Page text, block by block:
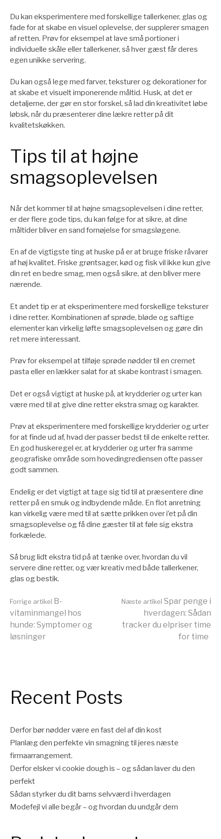
Du kan eksperimentere med forskellige tallerkener, glas og
fade for at skabe en visuel oplevelse, der supplerer smagen
af retten. Prøv for eksempel at lave små portioner i
individuelle skåle eller tallerkener, så hver gæst får deres
egen unikke servering.
Du kan også lege med farver, teksturer og dekorationer for
at skabe et visuelt imponerende måltid. Husk, at det er
detaljerne, der gør en stor forskel, så lad din kreativitet løbe
løbsk, når du præsenterer dine lækre retter på dit
kvalitetskøkken.
Tips til at højne
smagsoplevelsen
Når det kommer til at højne smagsoplevelsen i dine retter,
er der flere gode tips, du kan følge for at sikre, at dine
måltider bliver en sand fornøjelse for smagsløgene.
En af de vigtigste ting at huske på er at bruge friske råvarer
af høj kvalitet. Friske grøntsager, kød og fisk vil ikke kun give
din ret en bedre smag, men også sikre, at den bliver mere
nærende.
Et andet tip er at eksperimentere med forskellige teksturer
i dine retter. Kombinationen af sprøde, bløde og saftige
elementer kan virkelig løfte smagsoplevelsen og gøre din
ret mere interessant.
Prøv for eksempel at tilføje sprøde nødder til en cremet
pasta eller en lækker salat for at skabe kontrast i smagen.
Det er også vigtigt at huske på, at krydderier og urter kan
være med til at give dine retter ekstra smag og karakter.
Prøv at eksperimentere med forskellige krydderier og urter
for at finde ud af, hvad der passer bedst til de enkelte retter.
En god huskeregel er, at krydderier og urter fra samme
geografiske område som hovedingrediensen ofte passer
godt sammen.
Endelig er det vigtigt at tage sig tid til at præsentere dine
retter på en smuk og indbydende måde. En flot anretning
kan virkelig være med til at sætte prikken over i’et på din
smagsoplevelse og få dine gæster til at føle sig ekstra
forkælede.
Så brug lidt ekstra tid på at tænke over, hvordan du vil
servere dine retter, og vær kreativ med både tallerkener,
glas og bestik.
Læs
videre
Forrige artikel B-
vitaminmangel hos
hunde: Symptomer og
løsninger
Næste artikel Spar penge i
hverdagen: Sådan
tracker du elpriser time
for time
Recent Posts
Derfor bør nødder være en fast del af din kost
Planlæg den perfekte vin smagning til jeres næste
firmaarrangement.
Derfor elsker vi cookie dough is – og sådan laver du den
perfekt
Sådan styrker du dit barns selvværd i hverdagen
Modefejl vi alle begår – og hvordan du undgår dem